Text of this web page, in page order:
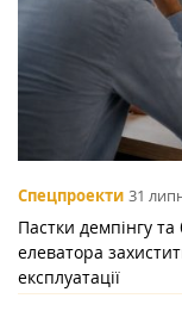
Спецпроекти 31
Пастки демпінгу та
елеватора
експлуатації